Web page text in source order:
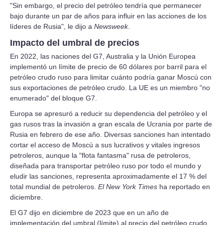
"Sin embargo, el precio del petróleo tendría que permanecer
bajo durante un par de años para influir en las acciones de los
líderes de Rusia", le dijo a Newsweek.
Impacto del umbral de precios
En 2022, las naciones del G7, Australia y la Unión Europea
implementó un límite de precio de 60 dólares por barril para el
petróleo crudo ruso para limitar cuánto podría ganar Moscú con
sus exportaciones de petróleo crudo. La UE es un miembro "no
enumerado" del bloque G7.
Europa se apresuró a reducir su dependencia del petróleo y el
gas rusos tras la invasión a gran escala de Ucrania por parte de
Rusia en febrero de ese año. Diversas sanciones han intentado
cortar el acceso de Moscú a sus lucrativos y vitales ingresos
petroleros, aunque la "flota fantasma" rusa de petroleros,
diseñada para transportar petróleo ruso por todo el mundo y
eludir las sanciones, representa aproximadamente el 17 % del
total mundial de petroleros. El New York Times ha reportado en
diciembre.
El G7 dijo en diciembre de 2023 que en un año de
implementación del umbral (límite) al precio del petróleo crudo